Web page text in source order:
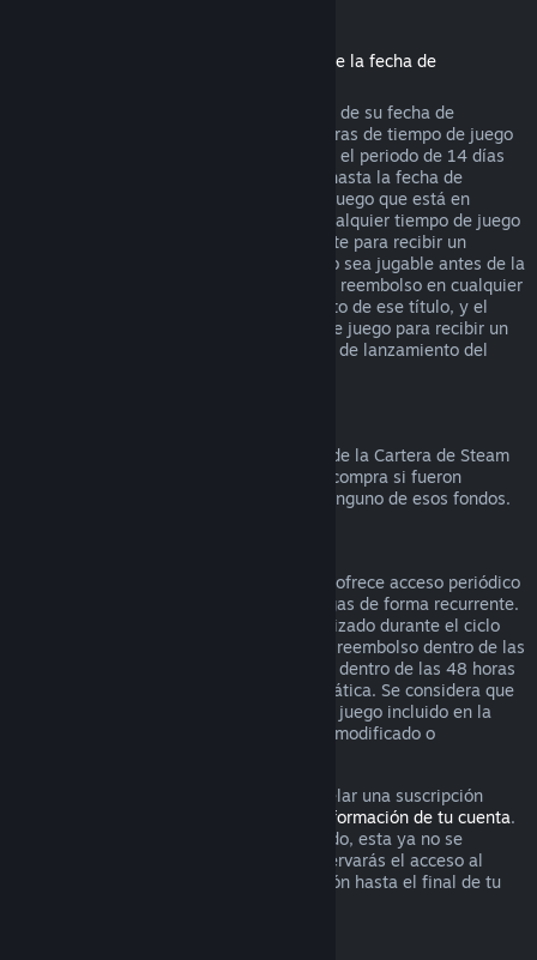
Reembolsos de títulos comprados antes de la fecha de
Cuando compras un título en Steam antes de su fecha de
lanzamiento, se aplica el límite de dos horas de tiempo de juego
(con excepción de las pruebas beta), pero el periodo de 14 días
para recibir un reembolso no comenzará hasta la fecha de
lanzamiento. Por ejemplo, si compras un juego que está en
, cualquier tiempo de juego
contará para las dos horas de tiempo límite para recibir un
reembolso. Si precompras un título que no sea jugable antes de la
fecha de lanzamiento, puedes solicitar un reembolso en cualquier
momento antes de la fecha de lanzamiento de ese título, y el
periodo de 14 días/dos horas de tiempo de juego para recibir un
reembolso se aplicará a partir de la fecha de lanzamiento del
Puedes solicitar un reembolso de fondos de la Cartera de Steam
durante los siguientes catorce días de la compra si fueron
comprados en Steam y no has utilizado ninguno de esos fondos.
Para ciertos contenido y servicios, Steam ofrece acceso periódico
(es decir, mensual o anual) por el que pagas de forma recurrente.
Si una suscripción renovable no se ha utilizado durante el ciclo
actual de facturación, puedes solicitar un reembolso dentro de las
48 horas posteriores a la compra inicial o dentro de las 48 horas
posteriores a cualquier renovación automática. Se considera que
el contenido ha sido utilizado si cualquier juego incluido en la
suscripción ha sido utilizado, consumido, modificado o
Por favor ten en cuenta que puedes cancelar una suscripción
información de tu cuenta.
Una vez que la suscripción se ha cancelado, esta ya no se
renovará automáticamente, aunque conservarás el acceso al
contenido y los beneficios de la suscripción hasta el final de tu